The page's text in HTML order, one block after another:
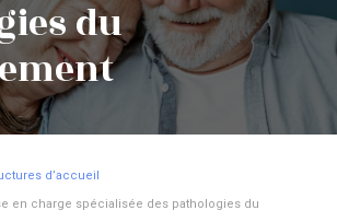
du
d’accueil
en charge spécialisée des pathologies du